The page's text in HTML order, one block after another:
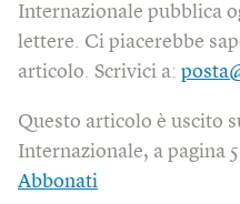
Internazionale pubblica
lettere. Ci piacerebbe
articolo. Scrivici a:
Questo articolo è uscito
Internazionale, a pagina
Abbonati